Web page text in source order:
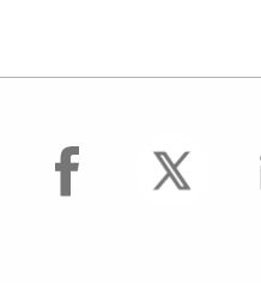
facebook